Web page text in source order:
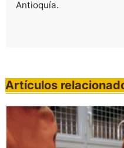
Antioquía.
Artículos